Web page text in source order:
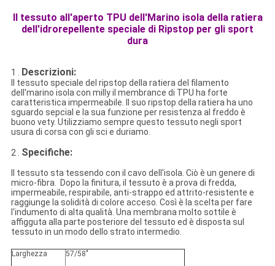
Il tessuto all'aperto TPU dell'Marino isola della ratiera
dell'idrorepellente speciale di Ripstop per gli sport
dura
1 . Descrizioni:
Il tessuto speciale del ripstop della ratiera del filamento
dell'marino isola con milly il membrance di TPU ha forte
caratteristica impermeabile. Il suo ripstop della ratiera ha uno
sguardo sepcial e la sua funzione per resistenza al freddo è
buono vety. Utilizziamo sempre questo tessuto negli sport
usura di corsa con gli sci e duriamo.
2 . Specifiche:
Il tessuto sta tessendo con il cavo dell'isola. Ciò è un genere di
micro-fibra. Dopo la finitura, il tessuto è a prova di fredda,
impermeabile, respirabile, anti-strappo ed attrito-resistente e
raggiunge la solidità di colore acceso. Così è la scelta per fare
l'indumento di alta qualità. Una membrana molto sottile è
affigguta alla parte posteriore del tessuto ed è disposta sul
tessuto in un modo dello strato intermedio.
Larghezza 57/58"